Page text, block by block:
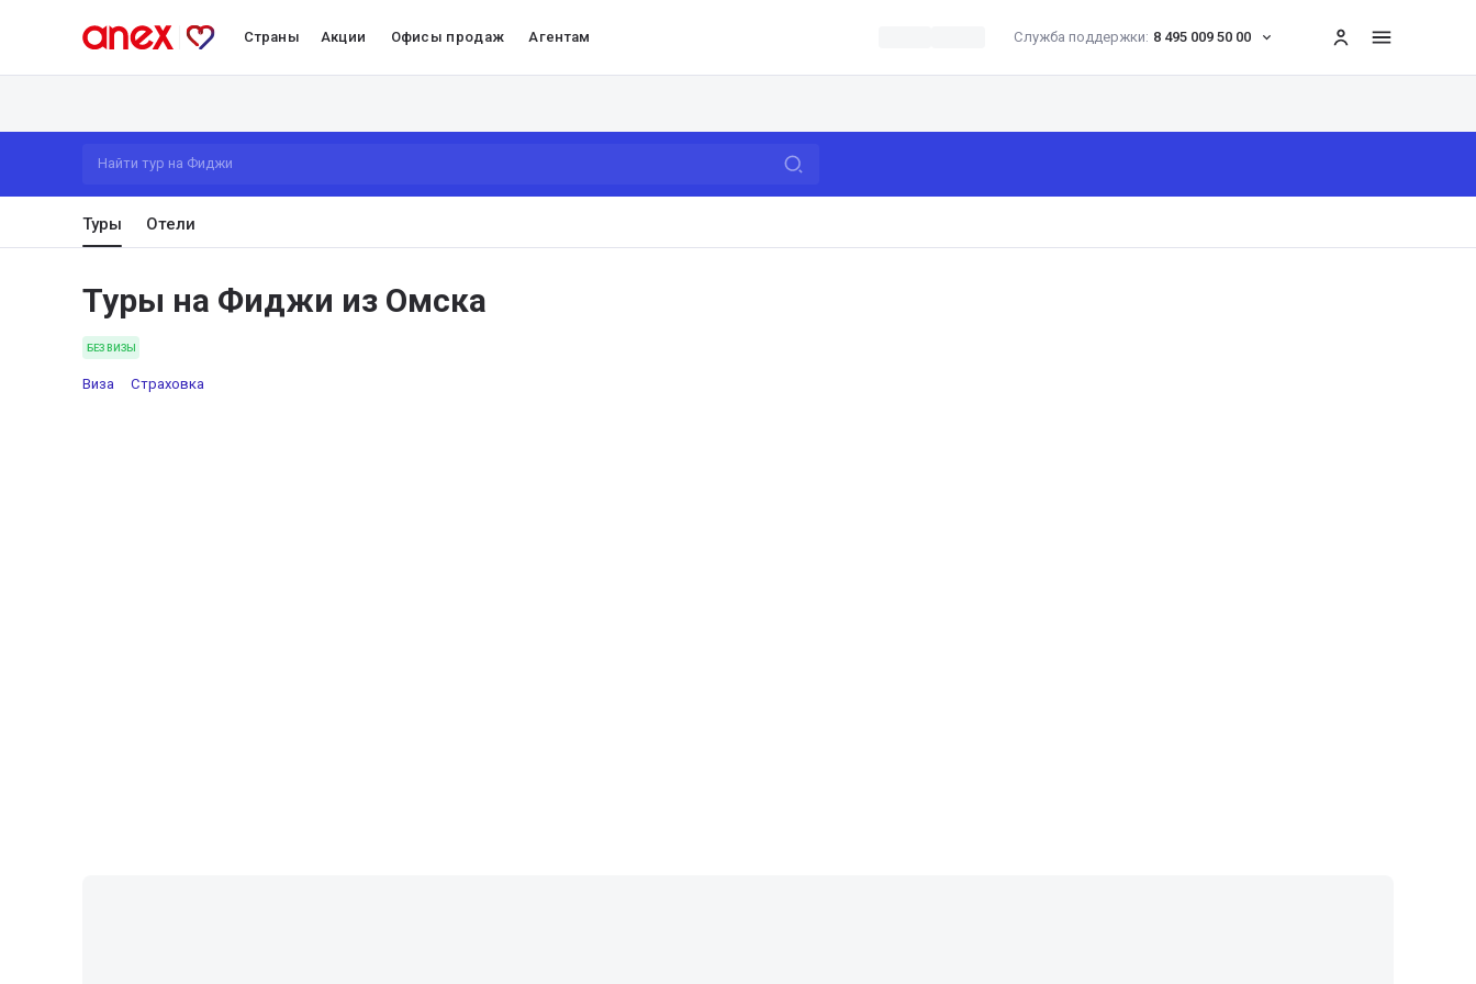
Страны Акции Офисы продаж Агентам Служба поддержки: 8 495 009 50 00 меню
Найти тур на Фиджи
Туры Отели
Туры на Фиджи из Омска
БЕЗ ВИЗЫ
Виза Страховка